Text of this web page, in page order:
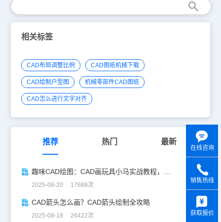
相关标签
CAD布局调整比例 CAD图纸机械下载
CAD绘制户型图 机械零部件CAD图纸
CAD怎么进行文字对齐
推荐 热门 最新
2025-08-20 17668次
CAD箭头怎么画？CAD箭头绘制全攻略
2025-08-18 26422次
在线咨询
销售热线
获取报价